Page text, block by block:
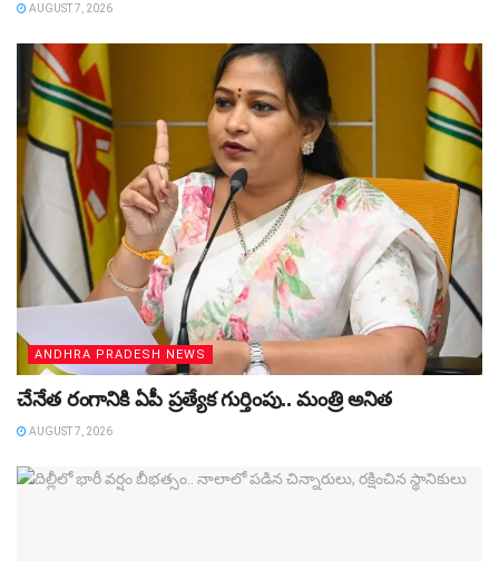
AUGUST 7, 2026
ANDHRA PRADESH NEWS
చేనేత రంగానికి ఏపీ ప్రత్యేక గుర్తింపు.. మంత్రి అనిత
AUGUST 7, 2026